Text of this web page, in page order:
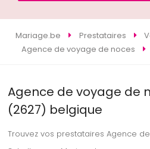
Mariage.be Prestataires
Agence de voyage de noces
Agence de voyage de
(2627) belgique
Trouvez vos prestataires Agence